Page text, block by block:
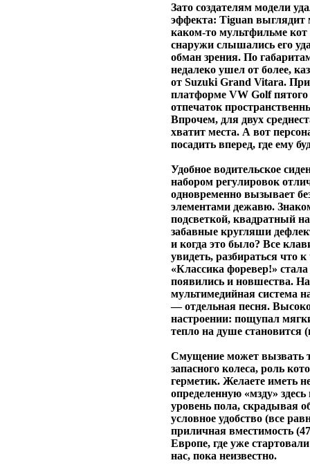
Зато создателям модели
эффекта: Tiguan выглядит
каком-то мультфильме кот
снаружи слышались его
обман зрения. По
недалеко ушел от более,
от Suzuki Grand Vitara. При
платформе VW Golf
отпечаток
Впрочем, для двух
хватит места. А вот
посадить вперед, где ему
Удобное водительское
набором регулировок
одновременно вызывает
элементами дежавю.
подсветкой, квадратный
забавные кругляши
и когда это было? Все
увидеть, разбираться что
«Классика форевер!»
появились и новшества.
мультимедийная система
— отдельная песня.
настроении: пощупал
тепло на душе становится
Смущение может вызвать
запасного колеса, роль
герметик. Желаете иметь
определенную «мзду»
уровень пола, скрадывая
условное удобство (все
приличная вместимость
Европе, где уже
нас, пока неизвестно.